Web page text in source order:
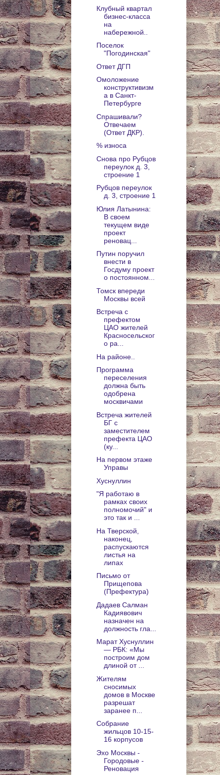
Клубный квартал
бизнес-класса
на
набережной..
Поселок
"Погодинская"
Ответ ДГП
Омоложение
конструктивизм
а в Санкт-
Петербурге
Спрашивали?
Отвечаем
(Ответ ДКР).
% износа
Снова про Рубцов
переулок д. 3,
строение 1
Рубцов переулок
д. 3, строение 1
Юлия Латынина:
В своем
текущем виде
проект
реновац...
Путин поручил
внести в
Госдуму проект
о постоянном...
Томск впереди
Москвы всей
Встреча с
префектом
ЦАО жителей
Красносельског
о ра...
На районе..
Программа
переселения
должна быть
одобрена
москвичами
Встреча жителей
БГ с
заместителем
префекта ЦАО
(ку...
На первом этаже
Управы
Хуснуллин
"Я работаю в
рамках своих
полномочий" и
это так и ...
На Тверской,
наконец,
распускаются
листья на
липах
Письмо от
Прищепова
(Префектура)
Дадаев Салман
Кадиявович
назначен на
должность гла...
Марат Хуснуллин
— РБК: «Мы
построим дом
длиной от ...
Жителям
сносимых
домов в Москве
разрешат
заранее п...
Собрание
жильцов 10-15-
16 корпусов
Эхо Москвы -
Городовые -
Реновация